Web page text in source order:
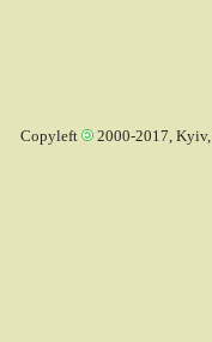
Copyleft 2000-2017, Kyiv,